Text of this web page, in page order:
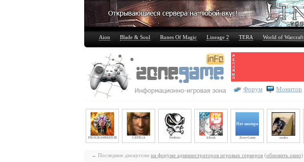
Aion Blade & Soul Runes Of Magic Lineage 2 TERA World of Warcraft
Форум Монитор
PROGRAMMATOR CEPEGA Perfecto kiberk Zone-Game snake
→ Последние дискуссии на форуме администраторов игровых серверов (обновить окно)